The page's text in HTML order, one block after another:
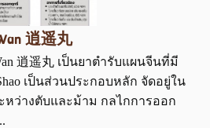
逍遥丸
逍遥丸 เป็นยาตำรับแผนจีนที่มี
เป็นส่วนประกอบหลัก จัดอยู่ใน
หว่างตับและม้าม กลไกการออก